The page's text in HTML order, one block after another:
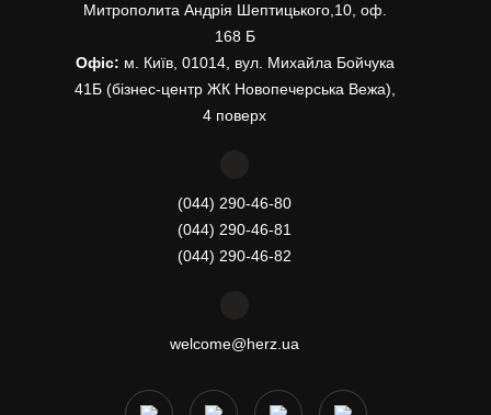
Митрополита Андрія Шептицького,10, оф.
168 Б
Офіс: м. Київ, 01014, вул. Михайла Бойчука
41Б (бізнес-центр ЖК Новопечерська Вежа),
4 поверх
(044) 290-46-80
(044) 290-46-81
(044) 290-46-82
welcome@herz.ua